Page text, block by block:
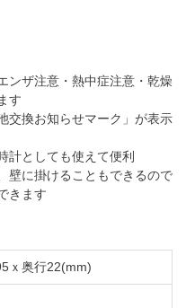
ンザ注意・熱中症注意・乾燥
す
交換お知らせマーク」が表示
計としても使えて便利
壁に掛けることもできるので
きます
ｘ奥行22(mm)